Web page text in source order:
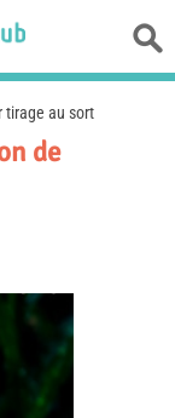
tirage au sort
de